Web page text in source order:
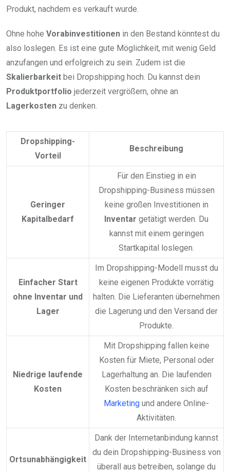
Produkt, nachdem es verkauft wurde.
Ohne hohe Vorabinvestitionen in den Bestand könntest du
also loslegen. Es ist eine gute Möglichkeit, mit wenig Geld
anzufangen und erfolgreich zu sein. Zudem ist die
Skalierbarkeit bei Dropshipping hoch. Du kannst dein
Produktportfolio jederzeit vergrößern, ohne an
Lagerkosten zu denken.
Dropshipping-
Vorteil
Beschreibung
Geringer
Kapitalbedarf
Für den Einstieg in ein
Dropshipping-Business müssen
keine großen Investitionen in
Inventar getätigt werden. Du
kannst mit einem geringen
Startkapital loslegen.
Einfacher Start
ohne Inventar und
Lager
Im Dropshipping-Modell musst du
keine eigenen Produkte vorrätig
halten. Die Lieferanten übernehmen
die Lagerung und den Versand der
Produkte.
Niedrige laufende
Kosten
Mit Dropshipping fallen keine
Kosten für Miete, Personal oder
Lagerhaltung an. Die laufenden
Kosten beschränken sich auf
Marketing und andere Online-
Aktivitäten.
Ortsunabhängigkeit
Dank der Internetanbindung kannst
du dein Dropshipping-Business von
überall aus betreiben, solange du